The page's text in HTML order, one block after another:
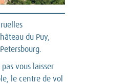
du Puy,
vous laisser
le centre de vol